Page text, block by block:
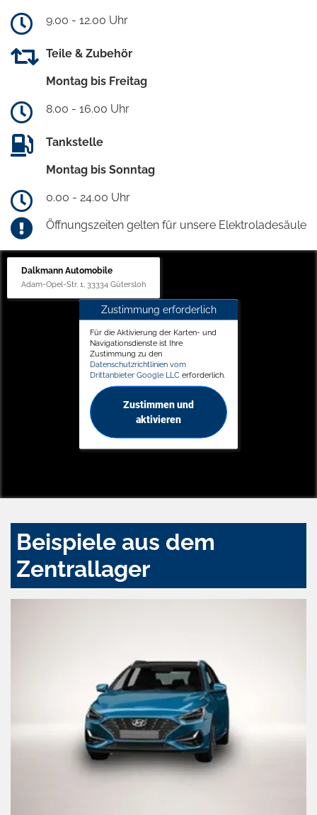
9.00 - 12.00 Uhr
Teile & Zubehör
Montag bis Freitag
8.00 - 16.00 Uhr
Tankstelle
Montag bis Sonntag
0.00 - 24.00 Uhr
Öffnungszeiten gelten für unsere Elektroladesäule
Dalkmann Automobile
Adam-Opel-Str. 1, 33334 Gütersloh
Zustimmung erforderlich
Für die Aktivierung der Karten- und
Navigationsdienste ist Ihre
Zustimmung zu den
Datenschutzrichtlinien vom
Drittanbieter Google LLC erforderlich.
Zustimmen und
aktivieren
Beispiele aus dem
Zentrallager